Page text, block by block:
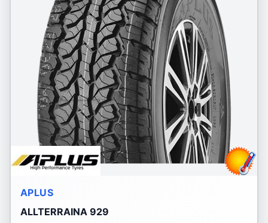
APLUS
ALLTERRAINA 929